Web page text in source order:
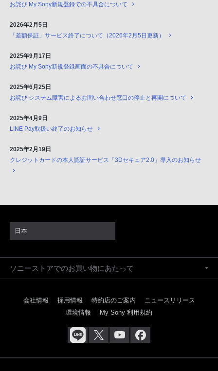
お詫び My Sony新規登録での不具合について
2026年2月5日
「差額保証」サービス終了について（2026年2月5日更新）
2025年9月17日
お詫び My Sony新規登録画面の不具合について
2025年6月25日
お詫び システム障害によるお問い合わせ窓口の停止と再開について
2025年4月9日
LINE Pay取扱い終了のお知らせ
2025年2月19日
クレジットカードの本人認証サービス「3Dセキュア2.0」導入のお知らせ
日本
ソニーストアでのお買い物にあたって
会社情報 採用情報 特約店のご案内
ニュースリリース
環境情報
My Sony 利用規約